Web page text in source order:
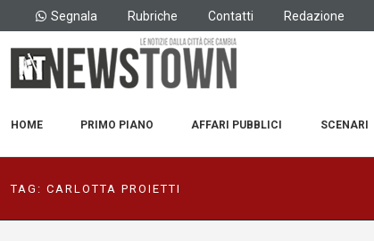
Segnala Rubriche Contatti Redazione
HOME PRIMO PIANO AFFARI PUBBLICI SCENARI
TAG: CARLOTTA PROIETTI